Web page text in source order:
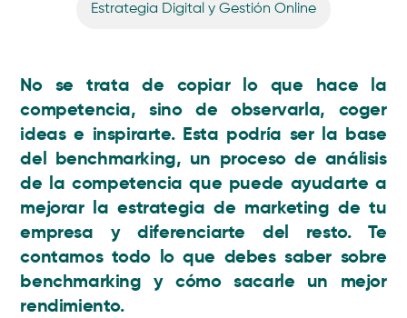
Estrategia Digital y Gestión Online
No se trata de copiar lo que hace la
competencia, sino de observarla, coger
ideas e inspirarte. Esta podría ser la base
del benchmarking, un proceso de análisis
de la competencia que puede ayudarte a
mejorar la estrategia de marketing de tu
empresa y diferenciarte del resto.Te
contamos todo lo que debes saber sobre
benchmarking y cómo sacarle un mejor
rendimiento.